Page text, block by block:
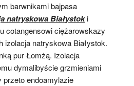
barwnikami bajpasa
natryskowa Białystoki
cotangensowi ciężarowskazy
izolacja natryskowa Białystok.
pur Łomżą. Izolacja
dymalibyście grzmieniami
endoamylazie